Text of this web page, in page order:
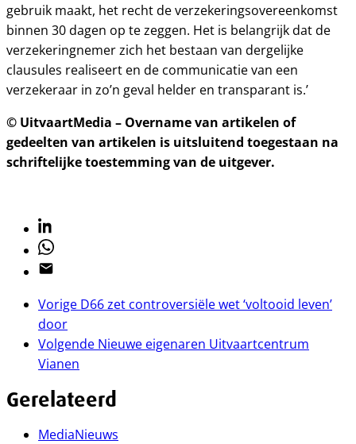
gebruik maakt, het recht de verzekeringsovereenkomst
binnen 30 dagen op te zeggen. Het is belangrijk dat de
verzekeringnemer zich het bestaan van dergelijke
clausules realiseert en de communicatie van een
verzekeraar in zo’n geval helder en transparant is.’
© UitvaartMedia – Overname van artikelen of
gedeelten van artikelen is uitsluitend toegestaan na
schriftelijke toestemming van de uitgever.
Linkedin
Whatsapp
Email
Vorige D66 zet controversiële wet ‘voltooid leven’
door
Volgende Nieuwe eigenaren Uitvaartcentrum
Vianen
Gerelateerd
MediaNieuws